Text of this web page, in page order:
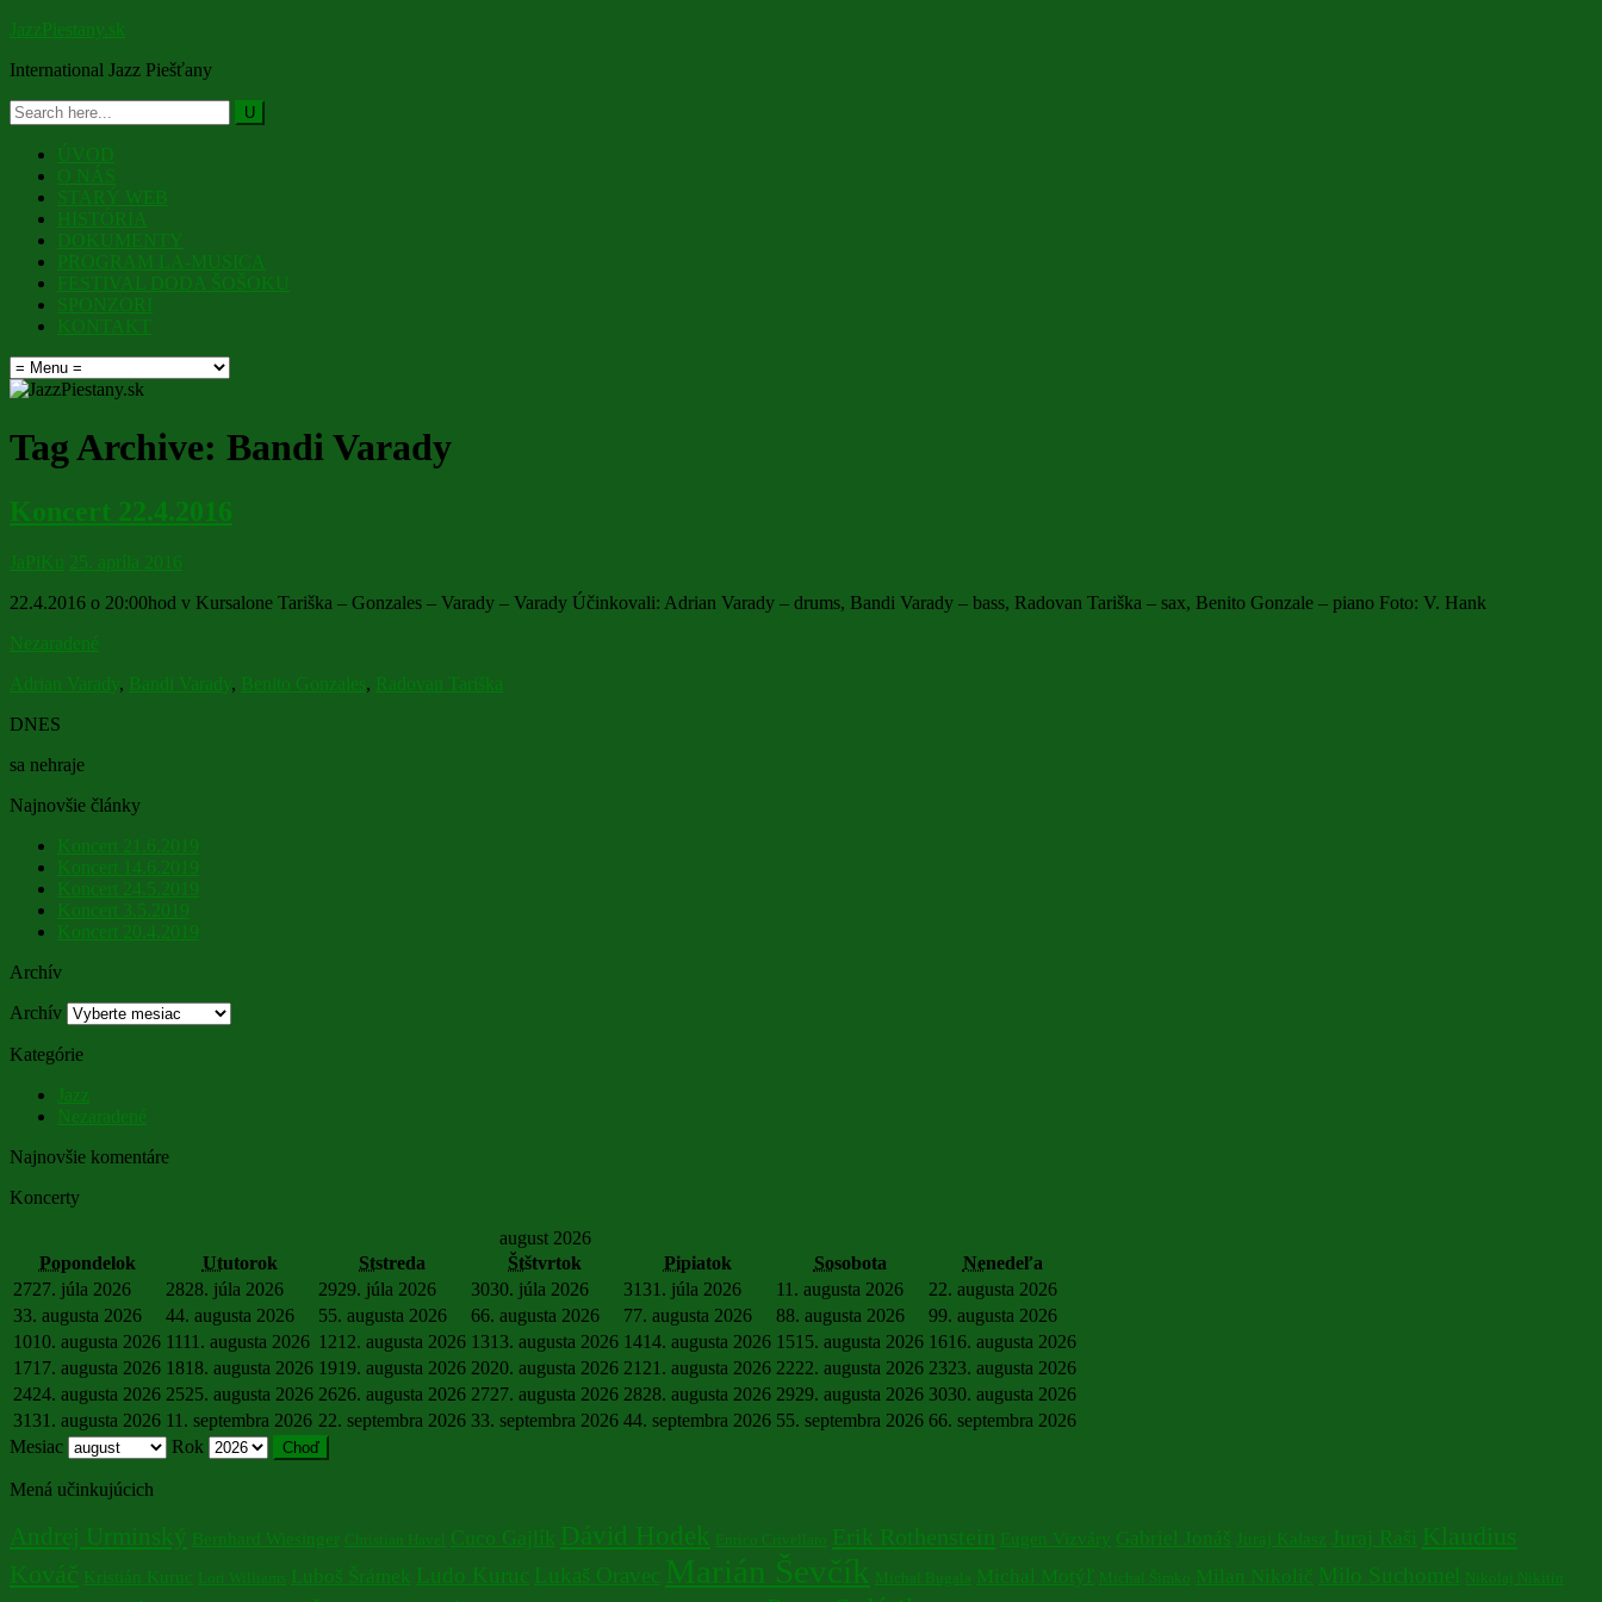
JazzPiestany.sk
International Jazz Piešťany
ÚVOD
O NÁS
STARÝ WEB
HISTÓRIA
DOKUMENTY
PROGRAM LA-MUSICA
FESTIVAL DODA ŠOŠOKU
SPONZORI
KONTAKT
Tag Archive: Bandi Varady
Koncert 22.4.2016
JaPiKu 25. apríla 2016
22.4.2016 o 20:00hod v Kursalone Tariška – Gonzales – Varady – Varady Účinkovali: Adrian Varady – drums, Bandi Varady – bass, Radovan Tariška – sax, Benito Gonzale – piano Foto: V. Hank
Nezaradené
Adrian Varady, Bandi Varady, Benito Gonzales, Radovan Tariška
DNES
sa nehraje
Najnovšie články
Koncert 21.6.2019
Koncert 14.6.2019
Koncert 24.5.2019
Koncert 3.5.2019
Koncert 20.4.2019
Archív
Archív
Kategórie
Jazz
Nezaradené
Najnovšie komentáre
Koncerty
august 2026
Popondelok Ututorok Ststreda Štštvrtok Pipiatok Sosobota Nenedeľa
2727. júla 2026 2828. júla 2026 2929. júla 2026 3030. júla 2026 31 31. júla 2026 1 1. augusta 2026 22. augusta 2026
33. augusta 2026 44. augusta 2026 55. augusta 2026 66. augusta 2026 77. augusta 2026 88. augusta 2026 99. augusta 2026
1010. augusta 2026 11 11. augusta 2026 1212. augusta 2026 1313. augusta 2026 1414. augusta 2026 1515. augusta 2026 1616. augusta 2026
1717. augusta 2026 1818. augusta 2026 1919. augusta 2026 2020. augusta 2026 21 21. augusta 2026 2222. augusta 2026 2323. augusta 2026
2424. augusta 2026 2525. augusta 2026 2626. augusta 2026 2727. augusta 2026 2828. augusta 2026 2929. augusta 2026 3030. augusta 2026
31 31. augusta 2026 1 1. septembra 2026 22. septembra 2026 33. septembra 2026 44. septembra 2026 55. septembra 2026 66. septembra 2026
Mesiac
Rok
Mená učinkujúcich
Andrej Urminský Bernhard Wiesinger Christian Havel Cuco Gajlík Dávid Hodek Enrico Crivellaro Erik Rothenstein Eugen Vizváry Gabriel Jonáš Juraj Kalasz Juraj Raši Klaudius
Kováč Kristián Kuruc Lori Williams Luboš Šrámek Ludo Kuruc Lukaš Oravec Marián Ševčík Michal Bugala Michal Motýľ Michal Šimko Milan Nikolič Milo Suchomel Nikolaj Nikitin